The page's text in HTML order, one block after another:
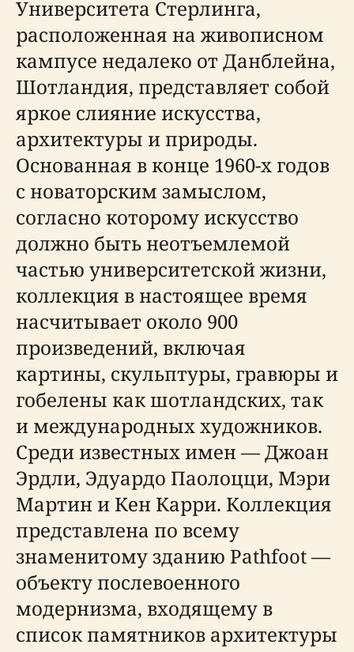
Университета Стерлинга,
расположенная на живописном
кампусе недалеко от Данблейна,
Шотландия, представляет собой
яркое слияние искусства,
архитектуры и природы.
Основанная в конце 1960-х годов
с новаторским замыслом,
согласно которому искусство
должно быть неотъемлемой
частью университетской жизни,
коллекция в настоящее время
насчитывает около 900
произведений, включая
картины, скульптуры, гравюры и
гобелены как шотландских, так
и международных художников.
Среди известных имен — Джоан
Эрдли, Эдуардо Паолоцци, Мэри
Мартин и Кен Карри. Коллекция
представлена по всему
знаменитому зданию Pathfoot —
объекту послевоенного
модернизма, входящему в
список памятников архитектуры